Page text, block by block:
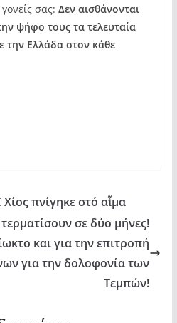
σας: Δεν αισθάνονται
ψήφο τους τα τελευταία
την Ελλάδα στον κάθε
πνίγηκε στό αἷμα
σε δύο μήνες!
και για την επιτροπή
για την δολοφονία των
Τεμπών!